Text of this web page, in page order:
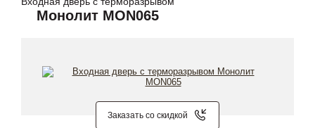
Монолит MON065
Заказать со скидкой